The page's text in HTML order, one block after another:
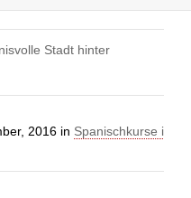
Stadt hinter
2016 in Spanischkurse in